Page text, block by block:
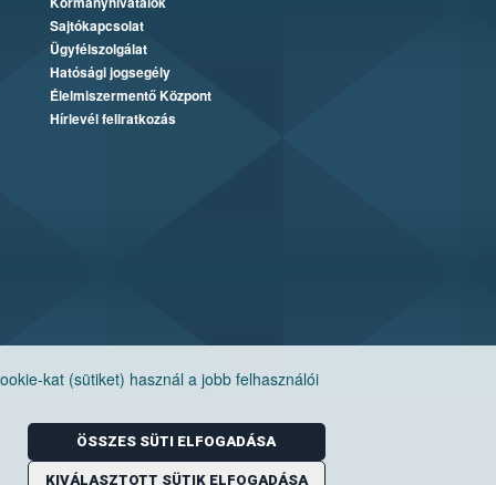
kat (sütiket) használ a jobb felhasználói
ÖSSZES SÜTI ELFOGADÁSA
KIVÁLASZTOTT SÜTIK ELFOGADÁSA
Sajtókapcsolat
Ügyfélszolgálat
Hatósági jogsegély
Élelmiszermentő Központ
Hírlevél feliratkozás